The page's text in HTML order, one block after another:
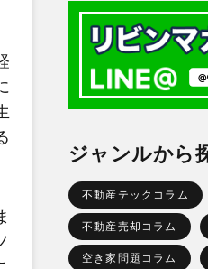
ジャンルから
不動産テックコラム
不動産売却コラム
空き家問題コラム